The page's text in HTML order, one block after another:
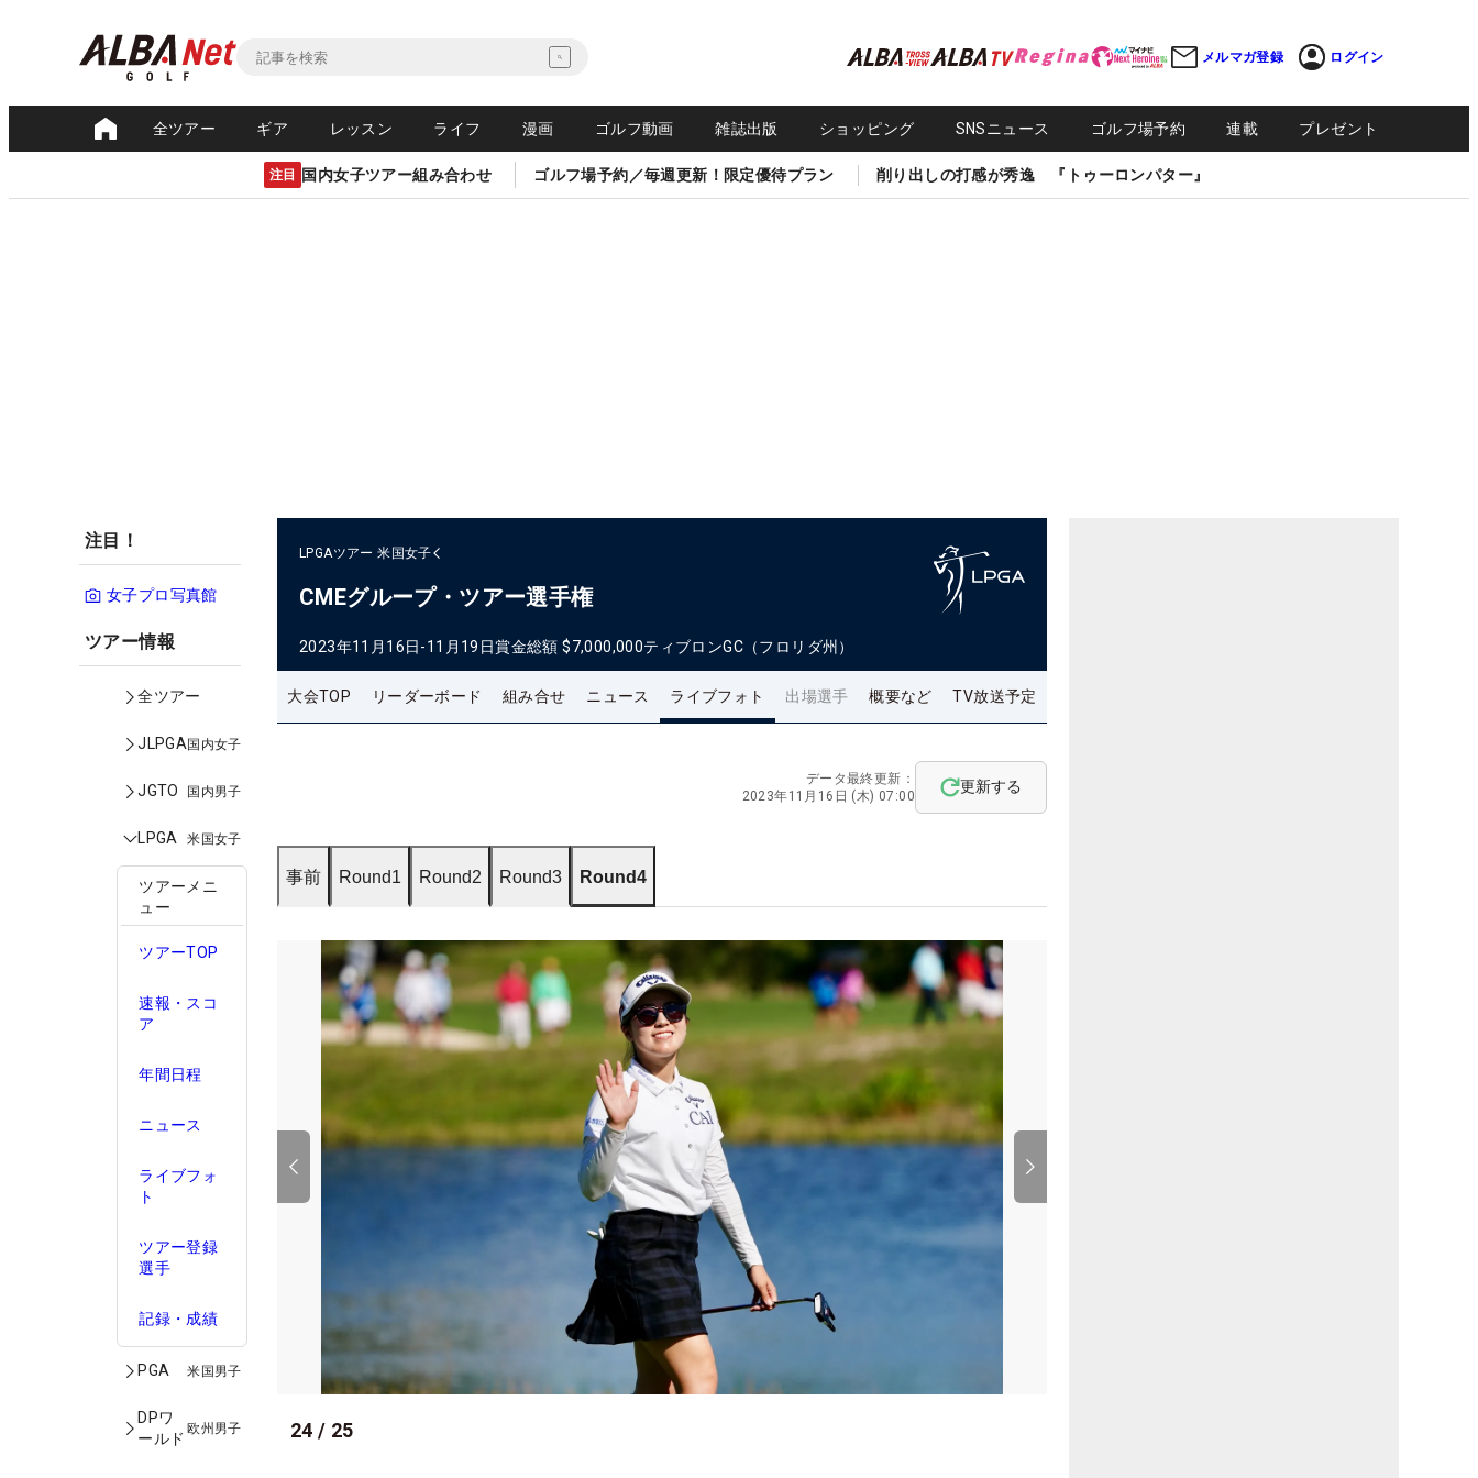
メルマガ登録 ログイン
全ツアー ギア レッスン ライフ 漫画 ゴルフ動画 雑誌出版 ショッピング SNSニュース ゴルフ場予約 連載 プレゼント
注目 国内女子ツアー組み合わせ ゴルフ場予約／毎週更新！限定優待プラン 削り出しの打感が秀逸 『トゥーロンパター』
注目！
女子プロ写真館
ツアー情報
全ツアー
JLPGA国内女子
JGTO 国内男子
LPGA 米国女子
ツアーメニ
ュー
ツアーTOP
速報・スコ
ア
年間日程
ニュース
ライブフォ
ト
ツアー登録
選手
記録・成績
PGA 米国男子
DPワ
ールド
欧州男子
LPGAツアー 米国女子
CMEグループ・ツアー選手権
2023年11月16日-11月19日賞金総額 $7,000,000ティブロンGC（フロリダ州）
大会TOP リーダーボード 組み合せ ニュース ライブフォト 出場選手 概要など TV放送予定
データ最終更新：
2023年11月16日 (木) 07:00
更新する
事前 Round1 Round2 Round3 Round4
24 / 25